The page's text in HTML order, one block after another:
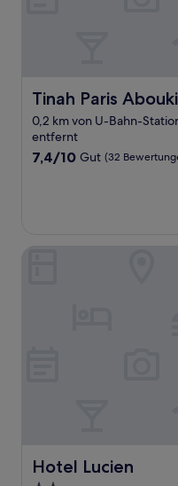
Tinah Paris
Tinah Paris Aboukir
0,2 km von U-Bahn-
entfernt
7.4
7,4/10 Gut (32
Hotel Lucien
Hotel Lucien